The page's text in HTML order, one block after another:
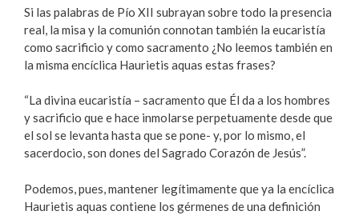
Si las palabras de Pío XII subrayan sobre todo la presencia
real, la misa y la comunión connotan también la eucaristía
como sacrificio y como sacramento ¿No leemos también en
la misma encíclica Haurietis aquas estas frases?
“La divina eucaristía – sacramento que Él da a los hombres
y sacrificio que e hace inmolarse perpetuamente desde que
el sol se levanta hasta que se pone- y, por lo mismo, el
sacerdocio, son dones del Sagrado Corazón de Jesús”.
Podemos, pues, mantener legítimamente que ya la encíclica
Haurietis aquas contiene los gérmenes de una definición